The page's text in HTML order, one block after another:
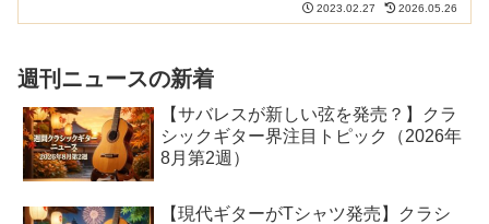
使っているようにも思いますが、ギター
2023.02.27 2026.05.26
週刊ニュースの新着
【サバレスが新しい弦を発売？】クラ
シックギター界注目トピック（2026年
8月第2週）
【現代ギターがTシャツ発売】クラシ